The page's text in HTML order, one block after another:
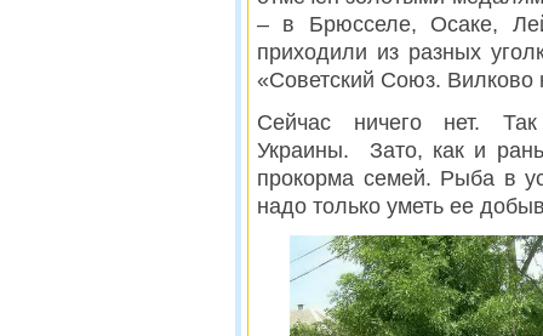
– в Брюсселе, Осаке,
приходили из разных
«Советский Союз. Вилково
Сейчас ничего нет. Так
Украины. Зато, как и
прокорма семей. Рыба в
надо только уметь ее